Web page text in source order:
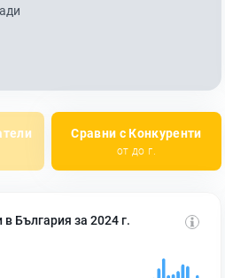
Сравни с Конкуренти
от до г.
България за 2024 г.